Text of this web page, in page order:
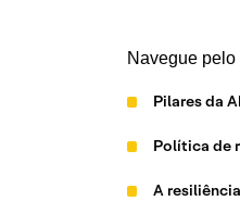
Navegue pelo
Pilares da
Política de
A